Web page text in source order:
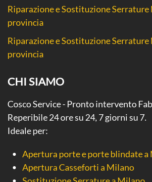
Riparazione e Sostituzione Serrature
provincia
Riparazione e Sostituzione Serrature
provincia
CHI SIAMO
Cosco Service - Pronto intervento
Reperibile 24 ore su 24, 7 giorni su 7.
Ideale per:
Apertura porte e porte blindate a
Apertura Casseforti a Milano